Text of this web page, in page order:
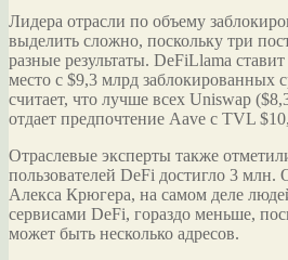
Лидера отрасли по объему
выделить сложно, поскольку три
разные результаты. DeFiLlama
место с $9,3 млрд заблокированных
считает, что лучше всех Uniswap
отдает предпочтение Aave с TVL
Отраслевые эксперты также
пользователей DeFi достигло 3
Алекса Крюгера, на самом деле
сервисами DeFi, гораздо меньше,
может быть несколько адресов.